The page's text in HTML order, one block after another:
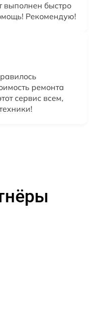
выполнен быстро
Рекомендую!
ремонта
сервис всем,